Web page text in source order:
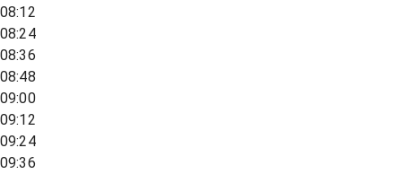
08:12
08:24
08:36
08:48
09:00
09:12
09:24
09:36